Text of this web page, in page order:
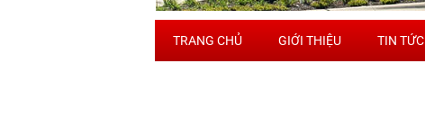
TRANG CHỦ GIỚI THIỆU TIN TỨC